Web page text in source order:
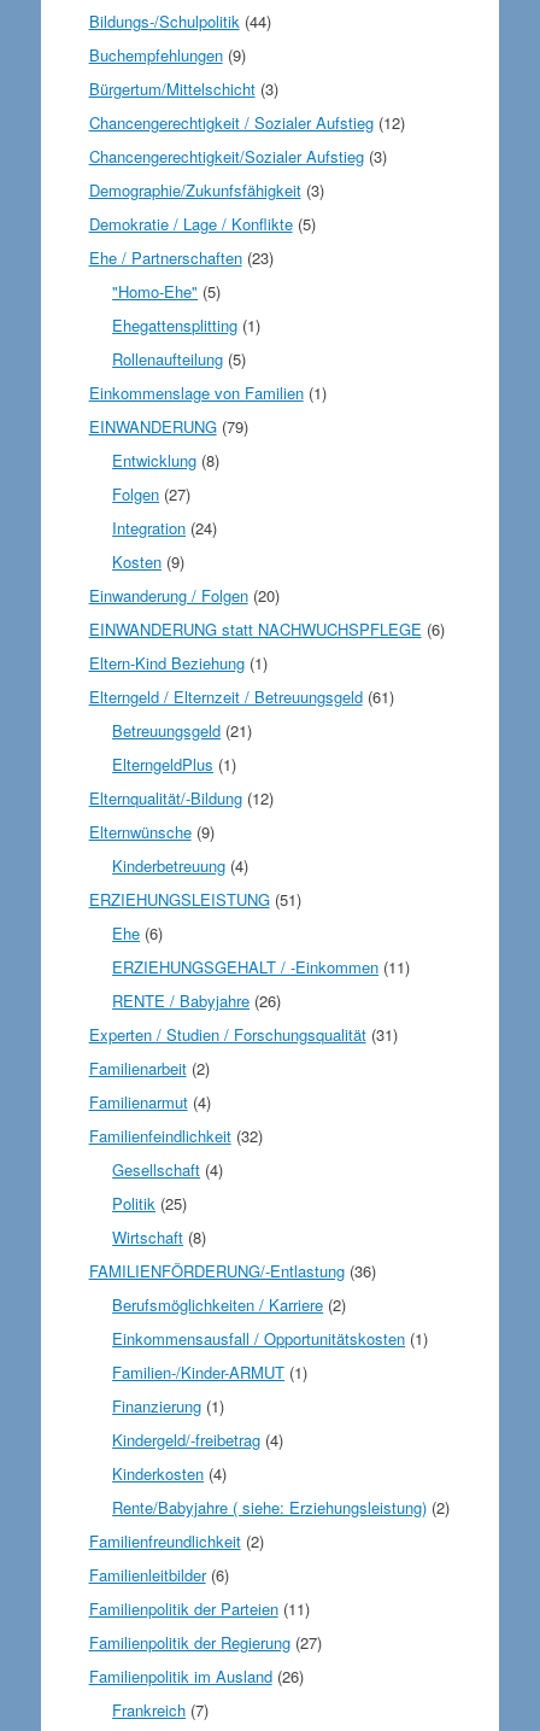
Bildungs-/Schulpolitik(44)
Buchempfehlungen(9)
Bürgertum/Mittelschicht(3)
Chancengerechtigkeit / Sozialer Aufstieg(12)
Chancengerechtigkeit/Sozialer Aufstieg(3)
Demographie/Zukunfsfähigkeit(3)
Demokratie / Lage / Konflikte(5)
Ehe / Partnerschaften(23)
"Homo-Ehe" (5)
Ehegattensplitting (1)
Rollenaufteilung (5)
Einkommenslage von Familien(1)
EINWANDERUNG(79)
Entwicklung (8)
Folgen (27)
Integration (24)
Kosten (9)
Einwanderung / Folgen(20)
EINWANDERUNG statt NACHWUCHSPFLEGE (6)
Eltern-Kind Beziehung(1)
Elterngeld / Elternzeit / Betreuungsgeld(61)
Betreuungsgeld (21)
ElterngeldPlus (1)
Elternqualität/-Bildung(12)
Elternwünsche(9)
Kinderbetreuung (4)
ERZIEHUNGSLEISTUNG(51)
Ehe (6)
ERZIEHUNGSGEHALT / -Einkommen (11)
RENTE / Babyjahre (26)
Experten / Studien / Forschungsqualität(31)
Familienarbeit(2)
Familienarmut(4)
Familienfeindlichkeit(32)
Gesellschaft (4)
Politik (25)
Wirtschaft (8)
FAMILIENFÖRDERUNG/-Entlastung(36)
Berufsmöglichkeiten / Karriere (2)
Einkommensausfall / Opportunitätskosten (1)
Familien-/Kinder-ARMUT (1)
Finanzierung (1)
Kindergeld/-freibetrag (4)
Kinderkosten (4)
Rente/Babyjahre ( siehe: Erziehungsleistung) (2)
Familienfreundlichkeit(2)
Familienleitbilder(6)
Familienpolitik der Parteien(11)
Familienpolitik der Regierung(27)
Familienpolitik im Ausland(26)
Frankreich (7)